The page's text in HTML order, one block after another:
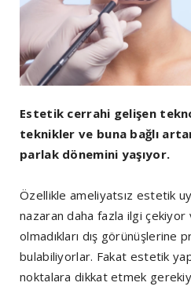
Estetik cerrahi gelişen
teknikler ve buna bağlı
parlak dönemini yaşıyor.
Özellikle ameliyatsız estetik
nazaran daha fazla ilgi çekiyor
olmadıkları dış görünüşlerine
bulabiliyorlar. Fakat estetik
noktalara dikkat etmek